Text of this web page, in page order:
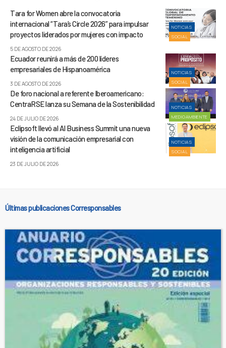
NOTICIAS
SOCIAL
Tara for Women abre la convocatoria
internacional “Tara’s Circle 2026” para impulsar
proyectos liderados por mujeres con impacto
5 DE AGOSTO DE 2026
NOTICIAS
SOCIAL
Ecuador reunirá a más de 200 líderes
empresariales de Hispanoamérica
3 DE AGOSTO DE 2026
NOTICIAS
MEDIOAMBIENTE
De foro nacional a referente Iberoamericano:
CentraRSE lanza su Semana de la Sostenibilidad
24 DE JULIO DE 2026
NOTICIAS
SOCIAL
Eclipsoft llevó al AI Business Summit una nueva
visión de la comunicación empresarial con
inteligencia artificial
23 DE JULIO DE 2026
Últimas publicaciones Corresponsables